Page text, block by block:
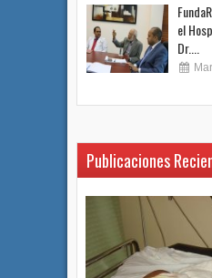
el
Dr....
Publicaciones